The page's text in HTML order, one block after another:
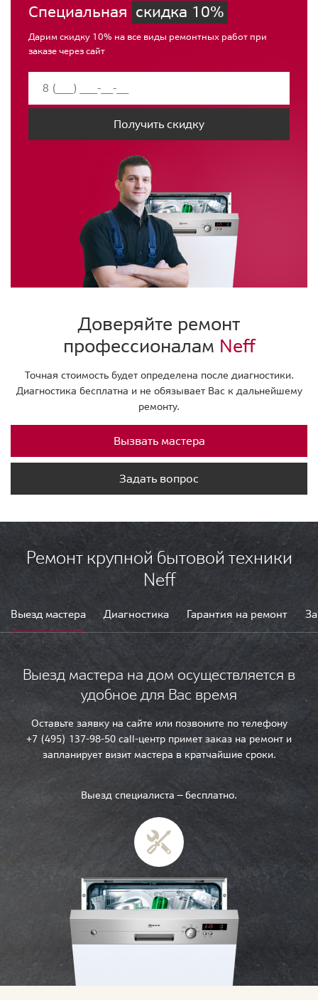
Специальная скидка 10%
Дарим скидку 10% на все виды ремонтных работ при
заказе через сайт
Получить скидку
Доверяйте ремонт
профессионалам Neff
Точная стоимость будет определена после диагностики.
Диагностика бесплатна и не обязывает Вас к дальнейшему
ремонту.
Вызвать мастера
Задать вопрос
Ремонт крупной бытовой техники
Neff
Выезд мастера Диагностика Гарантия на ремонт
Выезд мастера на дом осуществляется в
удобное для Вас время
Оставьте заявку на сайте или позвоните по телефону
+7 (495) 137-98-50 call-центр примет заказ на ремонт и
запланирует визит мастера в кратчайшие сроки.
Выезд специалиста — бесплатно.